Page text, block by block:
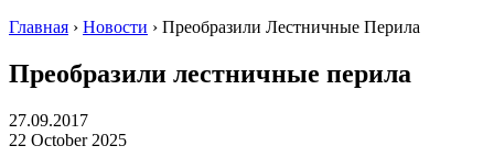
Главная › Новости › Преобразили Лестничные Перила
Преобразили лестничные перила
27.09.2017
22 October 2025